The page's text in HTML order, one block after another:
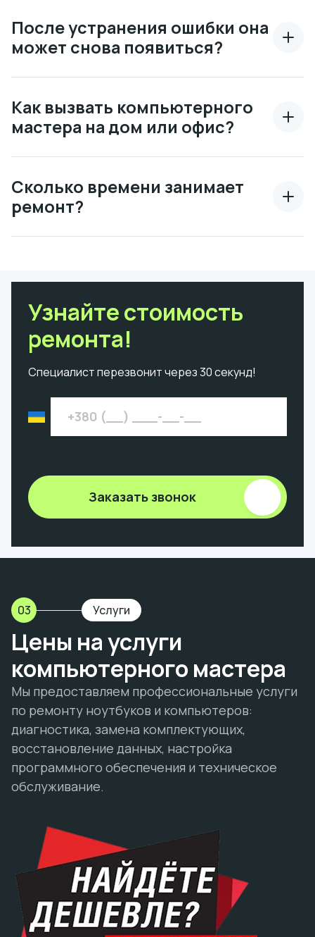
После устранения ошибки она
может снова появиться?
Как вызвать компьютерного
мастера на дом или офис?
Сколько времени занимает
ремонт?
Узнайте стоимость
ремонта!
Специалист перезвонит через 30 секунд!
Заказать звонок
03 Услуги
Цены на услуги
компьютерного мастера
Мы предоставляем профессиональные услуги
по ремонту ноутбуков и компьютеров:
диагностика, замена комплектующих,
восстановление данных, настройка
программного обеспечения и техническое
обслуживание.